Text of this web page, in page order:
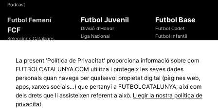
Podcast
Futbol Femení
FCF
Seleccions Catalanes
Temes Federatius
Futbol Juvenil
Divisió d'Honor
Liga Nacional
Futbol Base
Futbol Cadet
Futbol Infantil
Futbol Catalunya
Promocions
Sortejos
Participació
Especials
Copa Catalunya Absoluta 2019
Copa del Rei 2019 - 2020
La present 'Política de Privacitat' proporciona informació sobre com
FUTBOLCATALUNYA.COM utilitza i protegeix les seves dades
personals quan navega per qualsevol propietat digital (pàgines web,
apps, xarxes socials…) que pertanyi a FUTBOLCATALUNYA, així com
dels drets que li assisteixen referent a això. Llegir la nostra política de
privacitat